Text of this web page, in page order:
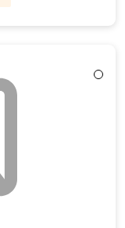
Weiß